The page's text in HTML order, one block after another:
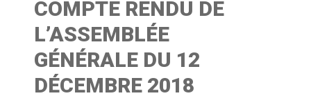
COMPTE RENDU DE
L’ASSEMBLÉE
GÉNÉRALE DU 12
DÉCEMBRE 2018